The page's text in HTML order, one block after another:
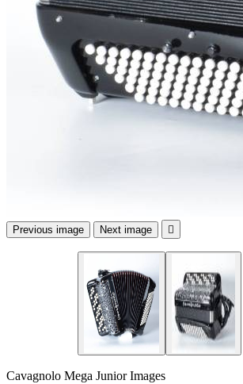
Previous image Next image 
Cavagnolo Mega Junior Images